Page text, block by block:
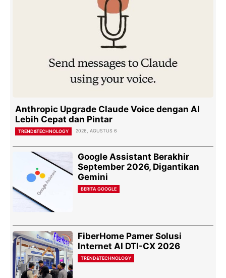
Anthropic Upgrade Claude Voice dengan AI
Lebih Cepat dan Pintar
TREND&TECHNOLOGY 2026, AGUSTUS 6
Google Assistant Berakhir
September 2026, Digantikan
Gemini
BERITA GOOGLE
FiberHome Pamer Solusi
Internet AI DTI-CX 2026
TREND&TECHNOLOGY